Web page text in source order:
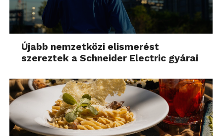
Újabb nemzetközi elismerést
szereztek a Schneider Electric gyárai